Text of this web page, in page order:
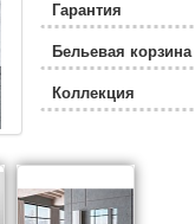
Гарантия
Бельевая корзина
Коллекция